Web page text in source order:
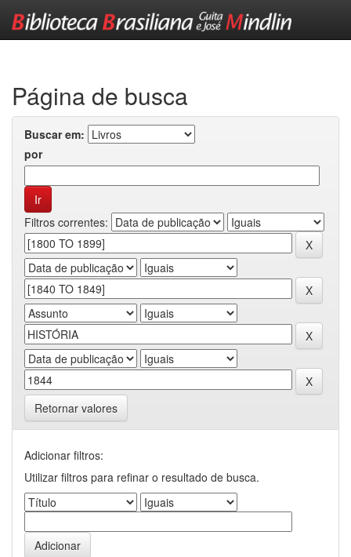
Página de busca
Buscar em:
por
Filtros correntes:
Retornar valores
Adicionar filtros:
Utilizar filtros para refinar o resultado de busca.